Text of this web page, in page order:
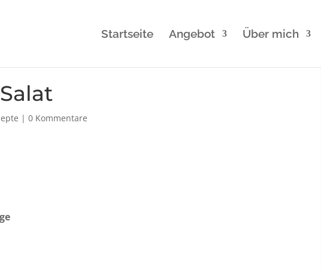
Startseite Angebot Über mich
|0 Kommentare